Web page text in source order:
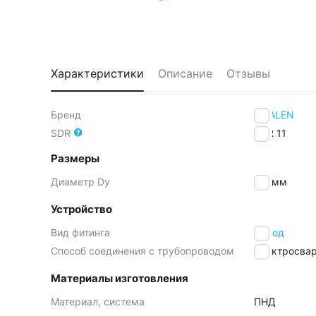
Характеристики Описание Отзывы
Бренд
FRIALEN
SDR
SDR 11
Размеры
Диаметр Dy 90 мм
Устройство
Вид фитинга
Отвод
Способ соединения с трубопроводом
Материалы изготовления
Материал, система ПНД